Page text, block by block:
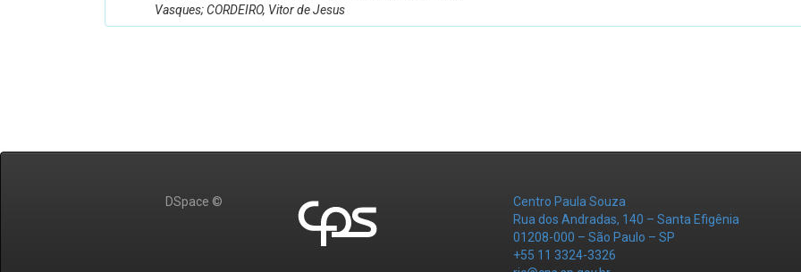
Vasques; CORDEIRO, Vitor de Jesus
DSpace ©
Centro Paula Souza
Rua dos Andradas, 140 – Santa Efigênia
01208-000 – São Paulo – SP
+55 11 3324-3326